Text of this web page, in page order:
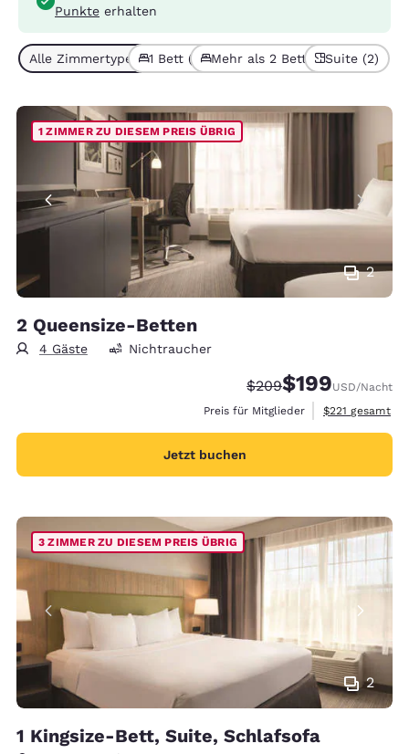
Punkte erhalten
Alle Zimmertypen (3)1 Bett (2) Mehr als 2 Betten (1)Suite (2)
2
1 ZIMMER ZU DIESEM PREIS ÜBRIG
2 Queensize-Betten
4 Gäste Nichtraucher
Durchgestrichener
$209Vergünstigter
$199USD/Nacht
Preis für Mitglieder
Geschätzte
$221 gesamt
Jetzt buchen
2
3 ZIMMER ZU DIESEM PREIS ÜBRIG
1 Kingsize-Bett, Suite, Schlafsofa